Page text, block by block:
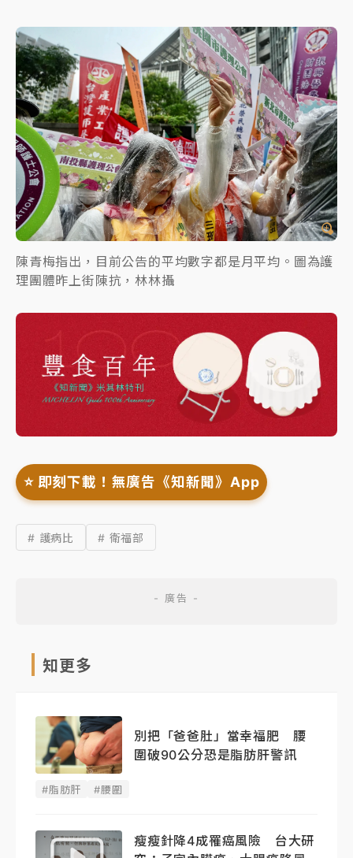
陳青梅指出，目前公告的平均數字都是月平均。圖為護
理團體昨上街陳抗，林林攝
⭐️ 即刻下載！無廣告《知新聞》App
# 護病比 # 衛福部
知更多
別把「爸爸肚」當幸福肥 腰
圍破90公分恐是脂肪肝警訊
#脂肪肝 #腰圍
瘦瘦針降4成罹癌風險 台大研